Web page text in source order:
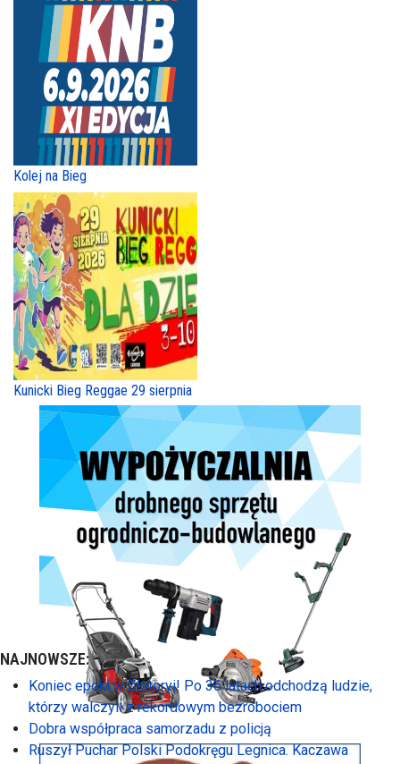
Kolej na Bieg
Kunicki Bieg Reggae 29 sierpnia
NAJNOWSZE:
Koniec epoki w Złotoryi! Po 36 latach odchodzą ludzie,
którzy walczyli z rekordowym bezrobociem
Dobra współpraca samorzadu z policją
Ruszył Puchar Polski Podokręgu Legnica. Kaczawa